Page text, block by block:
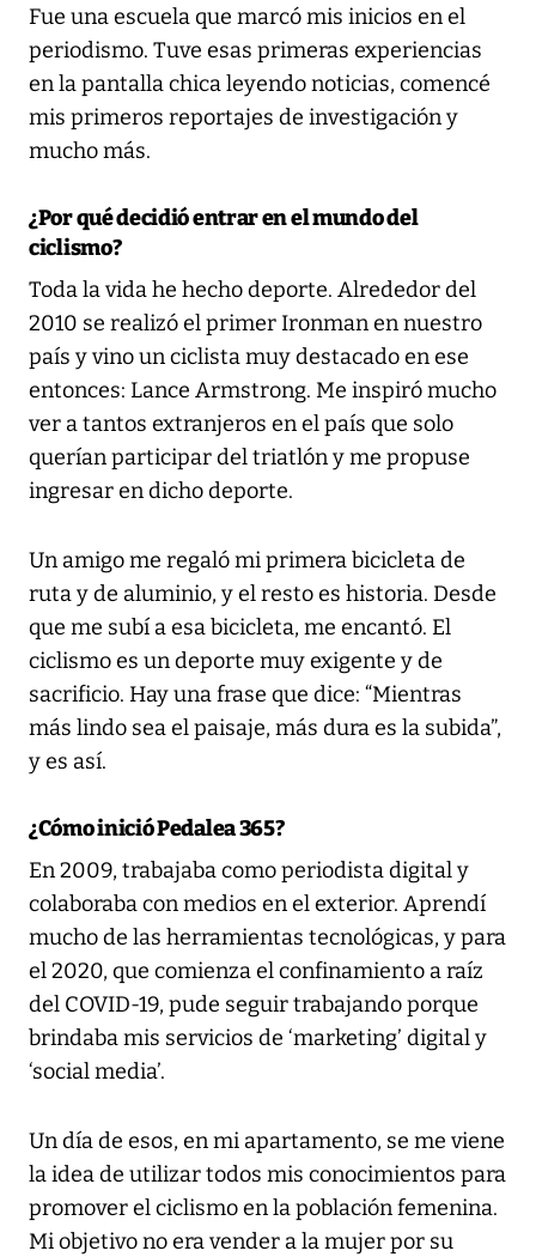
Fue una escuela que marcó mis inicios en el
periodismo. Tuve esas primeras experiencias
en la pantalla chica leyendo noticias, comencé
mis primeros reportajes de investigación y
mucho más.
¿Por qué decidió entrar en el mundo del
ciclismo?
Toda la vida he hecho deporte. Alrededor del
2010 se realizó el primer Ironman en nuestro
país y vino un ciclista muy destacado en ese
entonces: Lance Armstrong. Me inspiró mucho
ver a tantos extranjeros en el país que solo
querían participar del triatlón y me propuse
ingresar en dicho deporte.
Un amigo me regaló mi primera bicicleta de
ruta y de aluminio, y el resto es historia. Desde
que me subí a esa bicicleta, me encantó. El
ciclismo es un deporte muy exigente y de
sacrificio. Hay una frase que dice: “Mientras
más lindo sea el paisaje, más dura es la subida”,
y es así.
¿Cómo inició Pedalea 365?
En 2009, trabajaba como periodista digital y
colaboraba con medios en el exterior. Aprendí
mucho de las herramientas tecnológicas, y para
el 2020, que comienza el confinamiento a raíz
del COVID-19, pude seguir trabajando porque
brindaba mis servicios de ‘marketing’ digital y
‘social media’.
Un día de esos, en mi apartamento, se me viene
la idea de utilizar todos mis conocimientos para
promover el ciclismo en la población femenina.
Mi objetivo no era vender a la mujer por su